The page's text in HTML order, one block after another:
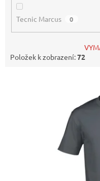
Tecnic Marcus 0
Položek k zobrazení:72